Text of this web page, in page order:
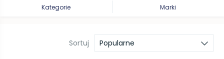
Kategorie Marki
Sortuj Popularne